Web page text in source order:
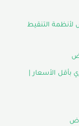
لأنظمة التنقيط
بأقل الأسعار |